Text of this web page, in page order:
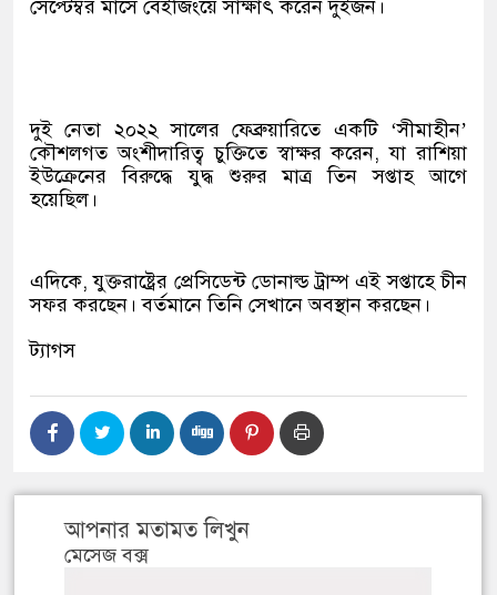
সেপ্টেম্বর মাসে বেইজিংয়ে সাক্ষাৎ করেন দুইজন।
দুই নেতা ২০২২ সালের ফেব্রুয়ারিতে একটি ‘সীমাহীন’
কৌশলগত অংশীদারিত্ব চুক্তিতে স্বাক্ষর করেন, যা রাশিয়া
ইউক্রেনের বিরুদ্ধে যুদ্ধ শুরুর মাত্র তিন সপ্তাহ আগে
হয়েছিল।
এদিকে, যুক্তরাষ্ট্রের প্রেসিডেন্ট ডোনাল্ড ট্রাম্প এই সপ্তাহে চীন
সফর করছেন। বর্তমানে তিনি সেখানে অবস্থান করছেন।
ট্যাগস
আপনার মতামত লিখুন
মেসেজ বক্স